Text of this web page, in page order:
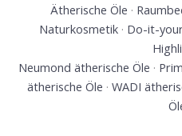
Ätherische Öle ·
Naturkosmetik· Do-it-
Neumond ätherische Öle ·
ätherische Öle · WADI